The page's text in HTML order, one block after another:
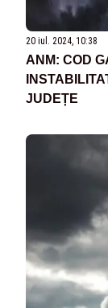
20 iul. 2024, 10:38
ANM: COD
JUDEȚE